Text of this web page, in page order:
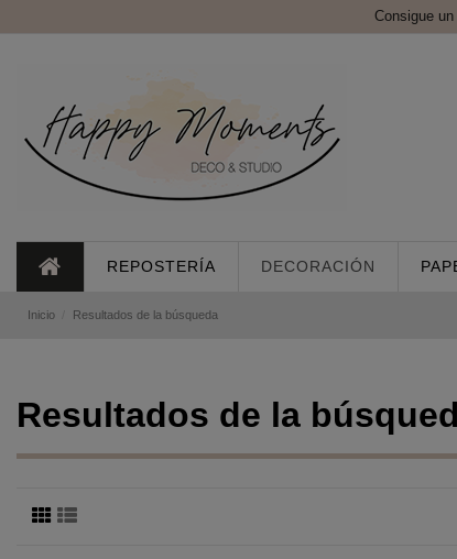
Consigue un
REPOSTERÍA DECORACIÓN
Inicio Resultados de la búsqueda
Resultados de la